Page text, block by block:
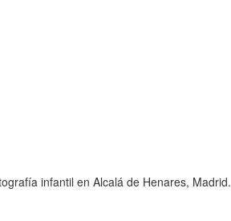
infantil en Alcalá de Henares, Madrid.